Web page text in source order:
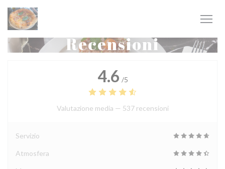
Personalizzazione delle tue scelte sui cookie
Recensioni
4.6 /5
Valutazione media — 537 recensioni
Servizio
Atmosfera